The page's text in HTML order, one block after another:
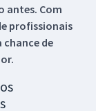
antes. Com
profissionais
chance de